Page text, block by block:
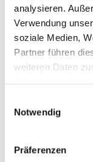
analysieren.
Verwendung
soziale Medien,
Partner führen
weiteren Daten
Notwendig
Präferenzen
Zu den
Datum
19.10.2025